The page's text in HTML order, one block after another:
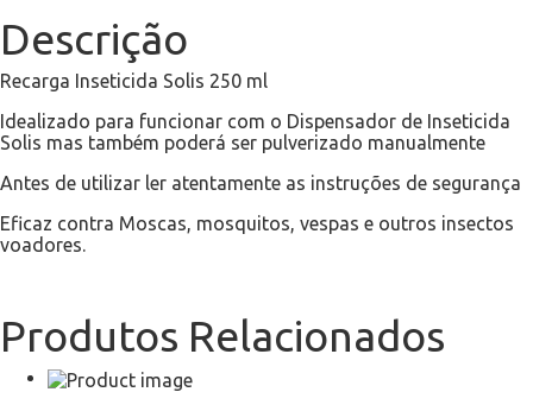
Descrição
Recarga Inseticida Solis 250 ml
Idealizado para funcionar com o Dispensador de Inseticida
Solis mas também poderá ser pulverizado manualmente
Antes de utilizar ler atentamente as instruções de segurança
Eficaz contra Moscas, mosquitos, vespas e outros insectos
voadores.
Produtos Relacionados